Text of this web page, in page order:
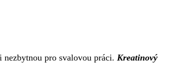
pro svalovou práci. Kreatinový